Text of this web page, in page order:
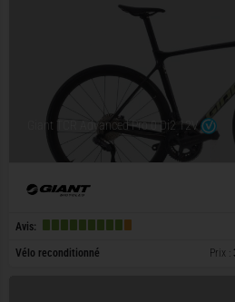
Giant TCR Advanced Pro 0 Di2 12V
Avis:
Vélo reconditionné Prix :